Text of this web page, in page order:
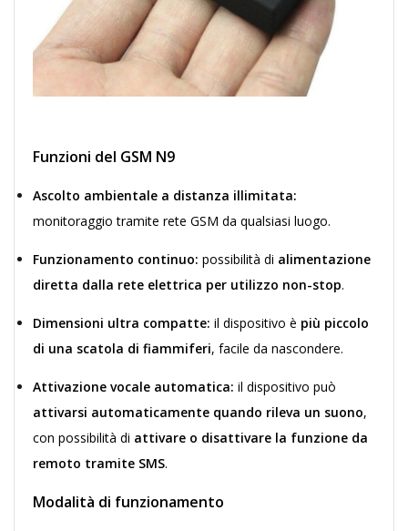
Funzioni del GSM N9
Ascolto ambientale a distanza illimitata:
monitoraggio tramite rete GSM da qualsiasi luogo.
Funzionamento continuo: possibilità di alimentazione
diretta dalla rete elettrica per utilizzo non-stop.
Dimensioni ultra compatte: il dispositivo è più piccolo
di una scatola di fiammiferi, facile da nascondere.
Attivazione vocale automatica: il dispositivo può
attivarsi automaticamente quando rileva un suono,
con possibilità di attivare o disattivare la funzione da
remoto tramite SMS.
Modalità di funzionamento